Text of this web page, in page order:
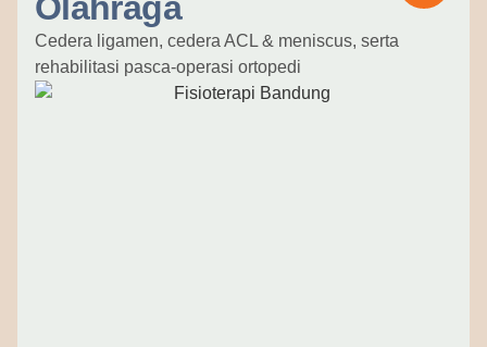
Olahraga
Cedera ligamen, cedera ACL & meniscus, serta
rehabilitasi pasca-operasi ortopedi